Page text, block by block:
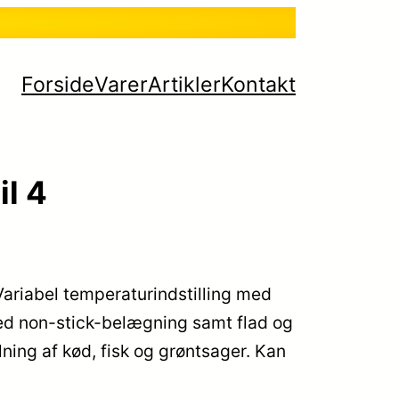
ForsideVarerArtiklerKontakt
4
temperaturindstilling med
non-stick-belægning samt flad og
af kød, fisk og grøntsager. Kan